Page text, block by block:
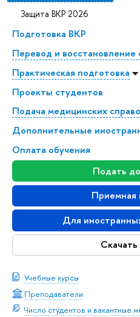
Защита ВКР 2026
Подготовка ВКР
Перевод и восстановление
Практическая подготовка
Проекты студентов
Подача медицинских
Дополнительные
Оплата обучения
Подать
Приемная
Для
Учебные курсы
Преподаватели
Число студентов и вакантные